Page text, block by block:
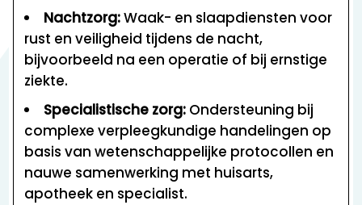
Nachtzorg:Waak- en slaapdiensten voor
rust en veiligheid tijdens de nacht,
bijvoorbeeld na een operatie of bij ernstige
ziekte.
Specialistische zorg: Ondersteuning bij
complexe verpleegkundige handelingen op
basis van wetenschappelijke protocollen en
nauwe samenwerking met huisarts,
apotheek en specialist.